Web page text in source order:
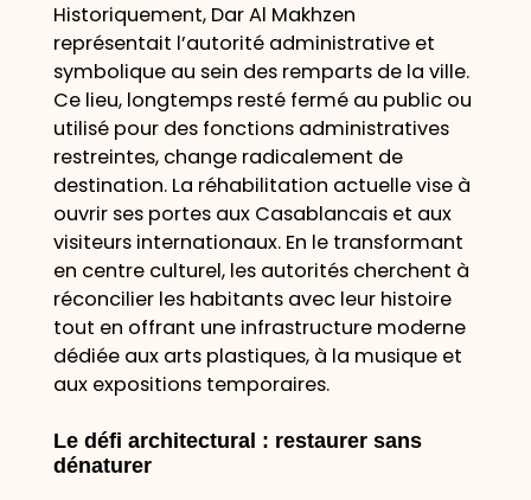
Historiquement, Dar Al Makhzen
représentait l’autorité administrative et
symbolique au sein des remparts de la ville.
Ce lieu, longtemps resté fermé au public ou
utilisé pour des fonctions administratives
restreintes, change radicalement de
destination. La réhabilitation actuelle vise à
ouvrir ses portes aux Casablancais et aux
visiteurs internationaux. En le transformant
en centre culturel, les autorités cherchent à
réconcilier les habitants avec leur histoire
tout en offrant une infrastructure moderne
dédiée aux arts plastiques, à la musique et
aux expositions temporaires.
Le défi architectural : restaurer sans
dénaturer